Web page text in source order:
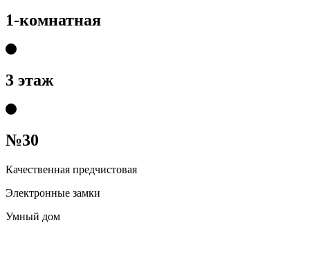
1-комнатная
3 этаж
№30
Качественная предчистовая
Электронные замки
Умный дом